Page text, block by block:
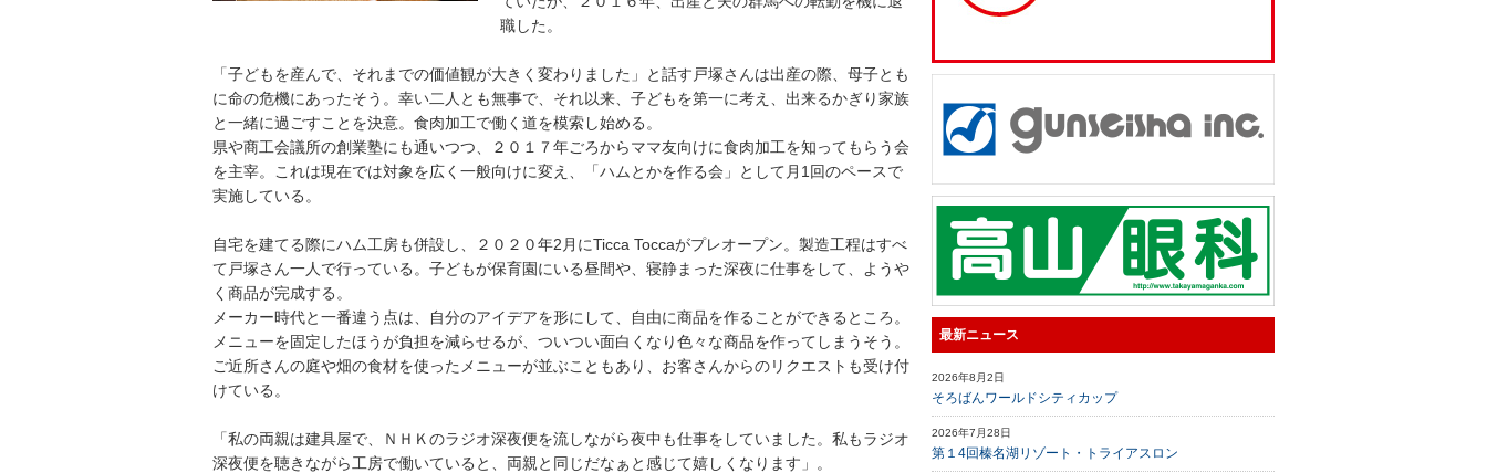
職した。
「子どもを産んで、それまでの価値観が大きく変わりました」と話す戸塚さんは出産の際、母子とも
に命の危機にあったそう。幸い二人とも無事で、それ以来、子どもを第一に考え、出来るかぎり家族
と一緒に過ごすことを決意。食肉加工で働く道を模索し始める。
県や商工会議所の創業塾にも通いつつ、２０１７年ごろからママ友向けに食肉加工を知ってもらう会
を主宰。これは現在では対象を広く一般向けに変え、「ハムとかを作る会」として月1回のペースで
実施している。
自宅を建てる際にハム工房も併設し、２０２０年2月にTicca Toccaがプレオープン。製造工程はすべ
て戸塚さん一人で行っている。子どもが保育園にいる昼間や、寝静まった深夜に仕事をして、ようや
く商品が完成する。
メーカー時代と一番違う点は、自分のアイデアを形にして、自由に商品を作ることができるところ。
メニューを固定したほうが負担を減らせるが、ついつい面白くなり色々な商品を作ってしまうそう。
ご近所さんの庭や畑の食材を使ったメニューが並ぶこともあり、お客さんからのリクエストも受け付
けている。
「私の両親は建具屋で、ＮＨＫのラジオ深夜便を流しながら夜中も仕事をしていました。私もラジオ
深夜便を聴きながら工房で働いていると、両親と同じだなぁと感じて嬉しくなります」。
最新ニュース
2026年8月2日
そろばんワールドシティカップ
2026年7月28日
第１4回榛名湖リゾート・トライアスロン